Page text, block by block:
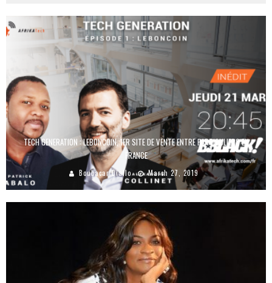
TECH GENERATION : LEBONCOIN, 1ER SITE DE VENTE ENTRE PARTICULIERS EN
FRANCE
Boubacar Diallo March 27, 2019